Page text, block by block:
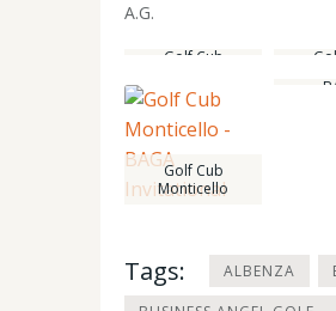
A.G.
Golf Cub
Golf Cub
Monticello
Tags: ALBENZA